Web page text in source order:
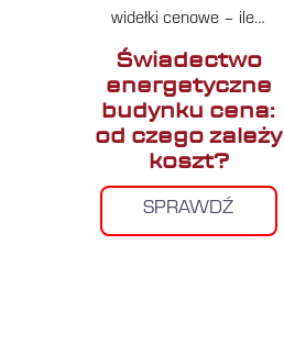
widełki cenowe – ile…
Świadectwo
energetyczne
budynku cena:
od czego zależy
koszt?
SPRAWDŹ